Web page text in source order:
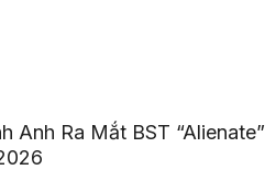
Anh Ra Mắt BST “Alienate”